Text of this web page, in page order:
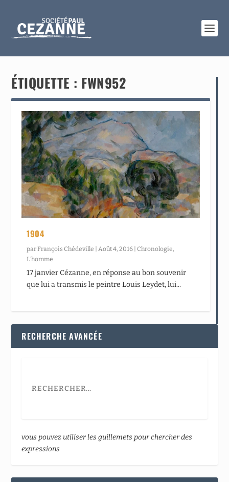
ÉTIQUETTE : FWN952
1904
par François Chédeville Août 4, 2016 |Chronologie
L’homme
17 janvier Cézanne, en réponse au bon souvenir
que lui a transmis le peintre Louis Leydet, lui...
RECHERCHE AVANCÉE
vous pouvez utiliser les guillemets pour chercher des
expressions